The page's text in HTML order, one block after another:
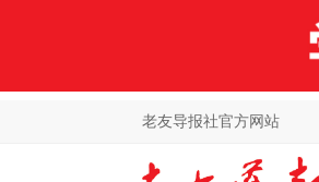
老友导报社官方网站